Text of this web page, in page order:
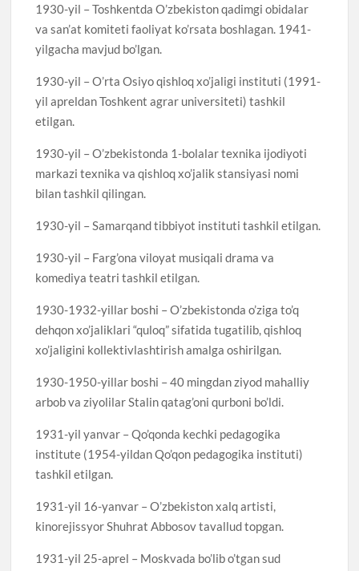
1930-yil – Toshkentda O’zbekiston qadimgi obidalar
va san’at komiteti faoliyat ko’rsata boshlagan. 1941-
yilgacha mavjud bo’lgan.
1930-yil – O’rta Osiyo qishloq xo’jaligi instituti (1991-
yil apreldan Toshkent agrar universiteti) tashkil
etilgan.
1930-yil – O’zbekistonda 1-bolalar texnika ijodiyoti
markazi texnika va qishloq xo’jalik stansiyasi nomi
bilan tashkil qilingan.
1930-yil – Samarqand tibbiyot instituti tashkil etilgan.
1930-yil – Farg’ona viloyat musiqali drama va
komediya teatri tashkil etilgan.
1930-1932-yillar boshi – O’zbekistonda o’ziga to’q
dehqon xo’jaliklari “quloq” sifatida tugatilib, qishloq
xo’jaligini kollektivlashtirish amalga oshirilgan.
1930-1950-yillar boshi – 40 mingdan ziyod mahalliy
arbob va ziyolilar Stalin qatag’oni qurboni bo’ldi.
1931-yil yanvar – Qo’qonda kechki pedagogika
institute (1954-yildan Qo’qon pedagogika instituti)
tashkil etilgan.
1931-yil 16-yanvar – O’zbekiston xalq artisti,
kinorejissyor Shuhrat Abbosov tavallud topgan.
1931-yil 25-aprel – Moskvada bo’lib o’tgan sud